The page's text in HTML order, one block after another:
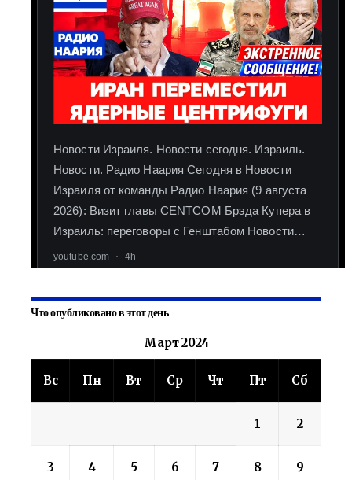
Что опубликовано в этот день
Март 2024
Вс Пн Вт Ср Чт Пт Сб
1 2
3 4 5 6 7 8 9